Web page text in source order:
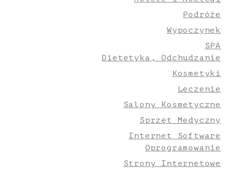
Podróże
Wypoczynek
SPA
Dietetyka, Odchudzanie
Kosmetyki
Leczenie
Salony Kosmetyczne
Sprzęt Medyczny
Internet Software
Oprogramowanie
Strony Internetowe